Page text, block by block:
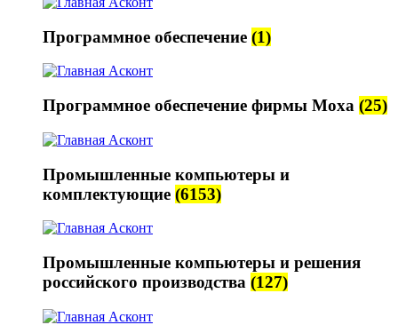
Программное обеспечение (1)
Программное обеспечение фирмы Moxa (25)
Промышленные компьютеры и
комплектующие (6153)
Промышленные компьютеры и решения
российского производства (127)